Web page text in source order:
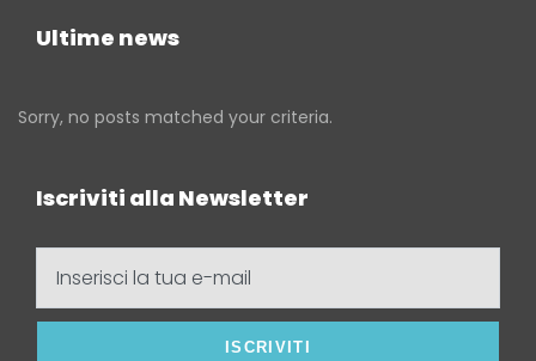
Ultime news
Sorry, no posts matched your criteria.
Iscriviti alla Newsletter
tua